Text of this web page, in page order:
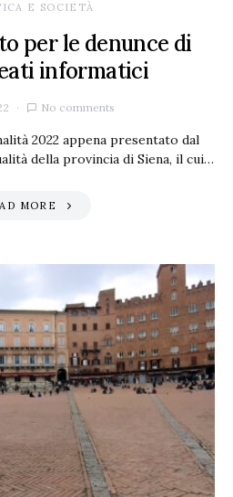
E SOCIETÀ
per le denunce di
informatici
No comments
2022 appena presentato dal
della provincia di Siena, il cui…
MORE